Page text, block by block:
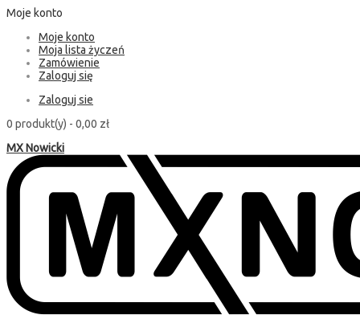
Moje konto
Moje konto
Moja lista życzeń
Zamówienie
Zaloguj się
Zaloguj sie
0 produkt(y) - 0,00 zł
MX Nowicki